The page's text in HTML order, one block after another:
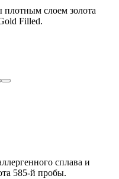
слоем золота
Filled.
сплава и
585-й пробы.